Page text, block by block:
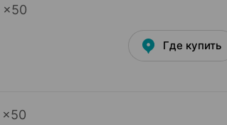
×50
Где купить
×50